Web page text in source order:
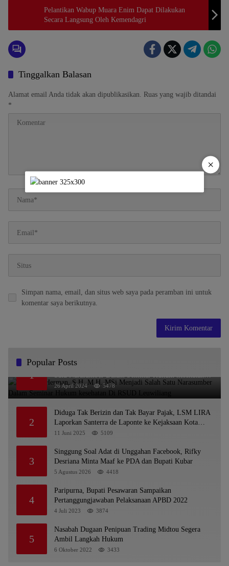
Pelantikan Wabup Muara Enim Dapat Dilakukan
Secara Langsung Oleh Kemendagri
Tinggalkan Balasan
Alamat email Anda tidak akan dipublikasikan. Ruas yang wajib ditandai
*
Simpan nama, email, dan situs web saya pada peramban ini untuk
komentar saya berikutnya.
Popular Posts
1
Dr. KMS Herman, S.H.,M.H.,MSi Menjadi Salah
Satu Narasumber Dalam Seminar Hukum kesehatan
Di RSUD Leuwiliang
26 April 2024 5478
2
Diduga Tak Berizin dan Tak Bayar Pajak, LSM LIRA
Laporkan Santerra de Laponte ke Kejaksaan Kota
Batu
11 Juni 2025 5109
3
Singgung Soal Adat di Unggahan Facebook, Rifky
Desriana Minta Maaf ke PDA dan Bupati Kubar
5 Agustus 2026 4418
4
Paripurna, Bupati Pesawaran Sampaikan
Pertanggungjawaban Pelaksanaan APBD 2022
4 Juli 2023 3874
5
Nasabah Dugaan Penipuan Trading Midtou Segera
Ambil Langkah Hukum
6 Oktober 2022 3433
×